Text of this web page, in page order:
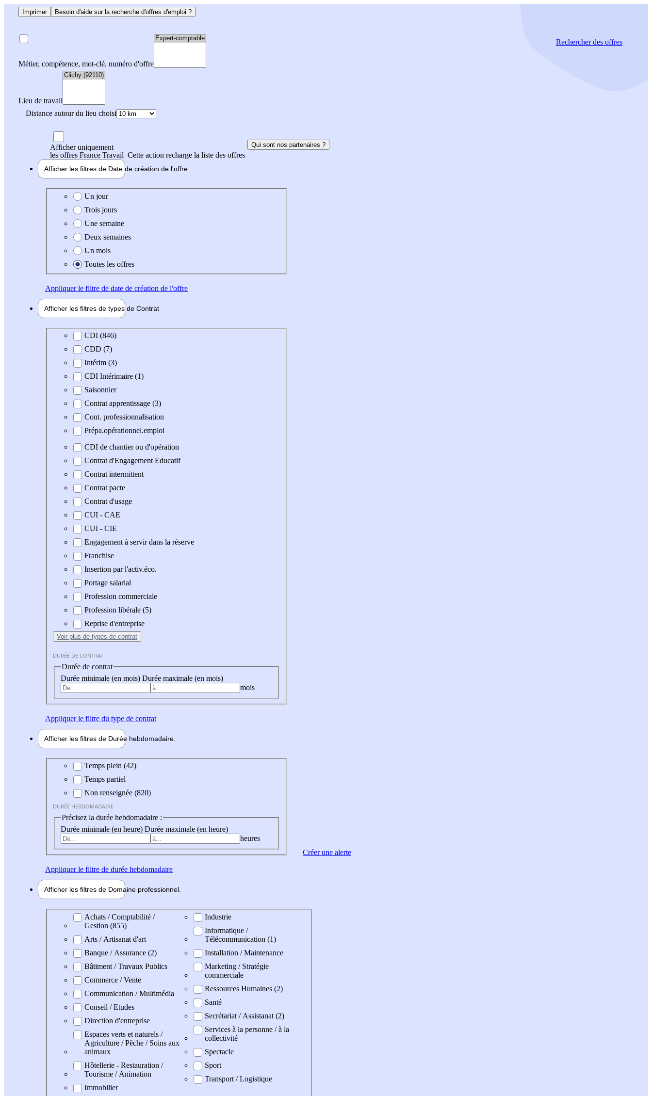
Imprimer Besoin d'aide sur la recherche d'offres d'emploi ?
Métier, compétence, mot-clé, numéro d'offre
Lieu de travail
Distance autour du lieu choisi
Rechercherdes offres
Afficher uniquement
les offres France Travail Cette action recharge la liste des offres
Qui sont nos partenaires ?
Afficher les filtres de Date de création de l'offre
Date de création de l'offre
Un jour
Trois jours
Une semaine
Deux semaines
Un mois
Toutes les offres
Appliquerle filtre de date de création de l'offre
Afficher les filtres de types de Contrat
Type de contratCDI (846)
CDD (7)
Intérim (3)
CDI Intérimaire (1)
Saisonnier
Contrat apprentissage (3)
Cont. professionnalisation
Prépa.opérationnel.emploi
CDI de chantier ou d'opération
Contrat d'Engagement Educatif
Contrat intermittent
Contrat pacte
Contrat d'usage
CUI - CAE
CUI - CIE
Engagement à servir dans la réserve
Franchise
Insertion par l'activ.éco.
Portage salarial
Profession commerciale
Profession libérale (5)
Reprise d'entreprise
Voir plus de types de contrat
DURÉE DE CONTRAT
Durée de contrat
Durée minimale (en mois) Durée maximale (en mois)
mois
Appliquerle filtre du type de contrat
Afficher les filtres de Durée hebdomadaire
Durée hebdomadaire
Temps plein (42)
Temps partiel
Non renseignée (820)
DURÉE HEBDOMADAIRE
Précisez la durée hebdomadaire :
Durée minimale (en heure) Durée maximale (en heure)
heures
Appliquerle filtre de durée hebdomadaire
Afficher les filtres de Domaine professionnel
Domaine professionel
Achats / Comptabilité /
Gestion (855)
Arts / Artisanat d'art
Banque / Assurance (2)
Bâtiment / Travaux Publics
Commerce / Vente
Communication / Multimédia
Conseil / Etudes
Direction d'entreprise
Espaces verts et naturels /
Agriculture / Pêche / Soins aux
animaux
Hôtellerie - Restauration /
Tourisme / Animation
Immobilier
Industrie
Informatique /
Télécommunication (1)
Installation / Maintenance
Marketing / Stratégie
commerciale
Ressources Humaines (2)
Santé
Secrétariat / Assistanat (2)
Services à la personne / à la
collectivité
Spectacle
Sport
Transport / Logistique
Créer une alerte